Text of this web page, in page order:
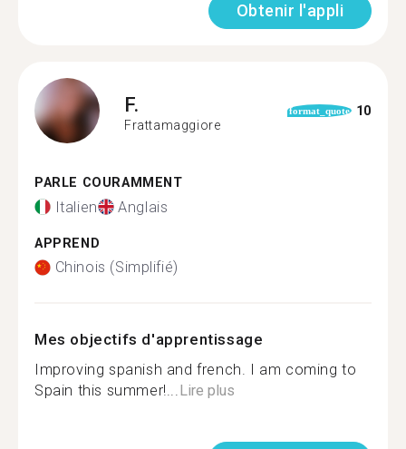
Obtenir l'appli
F.
Frattamaggiore
format_quote 10
PARLE COURAMMENT
Italien Anglais
APPREND
Chinois (Simplifié)
Mes objectifs d'apprentissage
Improving spanish and french. I am coming to
Spain this summer!...Lire plus